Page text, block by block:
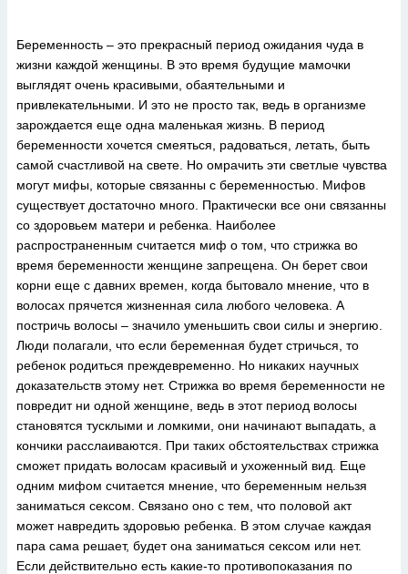
Беременность – это прекрасный период ожидания чуда в
жизни каждой женщины. В это время будущие мамочки
выглядят очень красивыми, обаятельными и
привлекательными. И это не просто так, ведь в организме
зарождается еще одна маленькая жизнь. В период
беременности хочется смеяться, радоваться, летать, быть
самой счастливой на свете. Но омрачить эти светлые чувства
могут мифы, которые связанны с беременностью. Мифов
существует достаточно много. Практически все они связанны
со здоровьем матери и ребенка. Наиболее
распространенным считается миф о том, что стрижка во
время беременности женщине запрещена. Он берет свои
корни еще с давних времен, когда бытовало мнение, что в
волосах прячется жизненная сила любого человека. А
постричь волосы – значило уменьшить свои силы и энергию.
Люди полагали, что если беременная будет стричься, то
ребенок родиться преждевременно. Но никаких научных
доказательств этому нет. Стрижка во время беременности не
повредит ни одной женщине, ведь в этот период волосы
становятся тусклыми и ломкими, они начинают выпадать, а
кончики расслаиваются. При таких обстоятельствах стрижка
сможет придать волосам красивый и ухоженный вид. Еще
одним мифом считается мнение, что беременным нельзя
заниматься сексом. Связано оно с тем, что половой акт
может навредить здоровью ребенка. В этом случае каждая
пара сама решает, будет она заниматься сексом или нет.
Если действительно есть какие-то противопоказания по